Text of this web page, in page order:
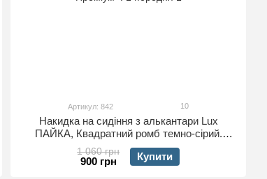
Артикул: 842 10
Накидка на сидіння з алькантари Lux
ПАЙКА, Квадратний ромб темно-сірий.
Преміум+. 1 передня
1 060 грн
900 грн Купити